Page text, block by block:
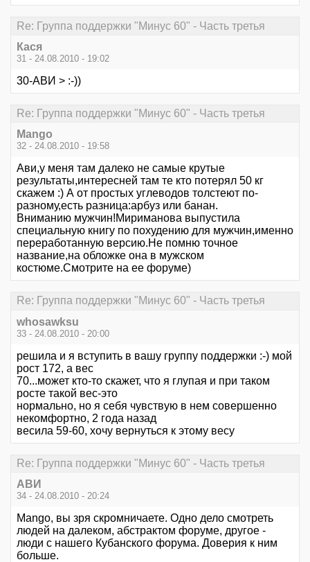
Re: Группа поддержки "Минус 60" - Часть третья
Кася
31 - 24.08.2010 - 19:02
30-АВИ > :-))
Re: Группа поддержки "Минус 60" - Часть третья
Mango
32 - 24.08.2010 - 19:58
Ави,у меня там далеко не самые крутые
результаты,интересней там те кто потерял 50 кг
скажем :) А от простых углеводов толстеют по-
разному,есть разница:арбуз или банан.
Вниманию мужчин!Мириманова выпустила
специальную книгу по похудению для мужчин,именно
переработанную версию.Не помню точное
название,на обложке она в мужском
костюме.Смотрите на ее форуме)
Re: Группа поддержки "Минус 60" - Часть третья
whosawksu
33 - 24.08.2010 - 20:00
решила и я вступить в вашу группу поддержки :-) мой
рост 172, а вес
70...может кто-то скажет, что я глупая и при таком
росте такой вес-это
нормально, но я себя чувствую в нем совершенно
некомфортно, 2 года назад
весила 59-60, хочу вернуться к этому весу
Re: Группа поддержки "Минус 60" - Часть третья
АВИ
34 - 24.08.2010 - 20:24
Mango, вы зря скромничаете. Одно дело смотреть
людей на далеком, абстрактом форуме, другое -
люди с нашего Кубанского форума. Доверия к ним
больше.